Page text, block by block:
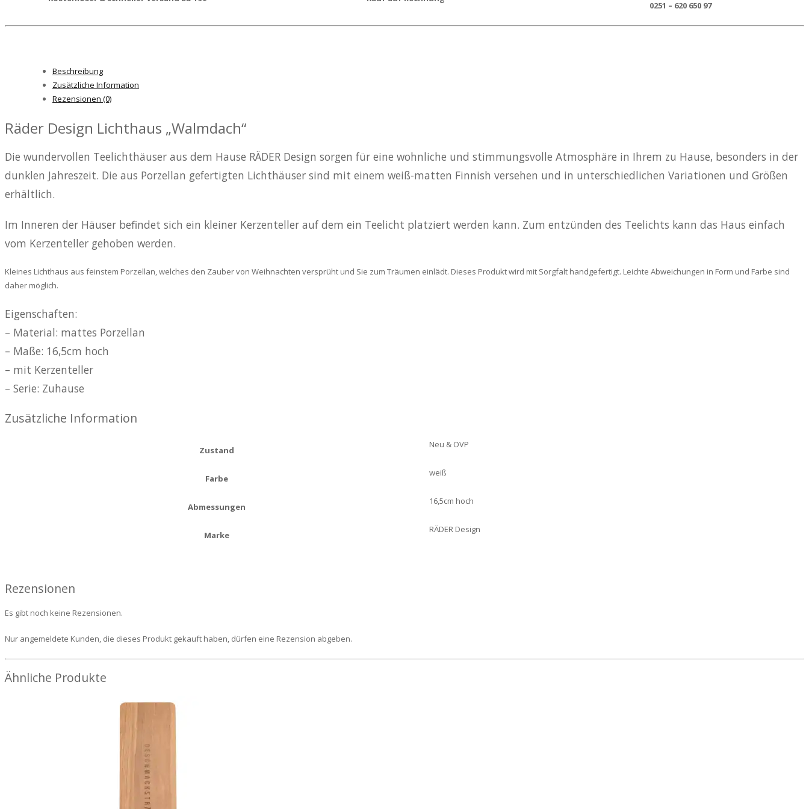
0251 – 620 650 97
Beschreibung
Zusätzliche Information
Rezensionen (0)
Räder Design Lichthaus „Walmdach“
Die wundervollen Teelichthäuser aus dem Hause RÄDER Design sorgen für eine wohnliche und stimmungsvolle Atmosphäre in Ihrem zu Hause, besonders in der
dunklen Jahreszeit. Die aus Porzellan gefertigten Lichthäuser sind mit einem weiß-matten Finnish versehen und in unterschiedlichen Variationen und Größen
erhältlich.
Im Inneren der Häuser befindet sich ein kleiner Kerzenteller auf dem ein Teelicht platziert werden kann. Zum entzünden des Teelichts kann das Haus einfach
vom Kerzenteller gehoben werden.
Kleines Lichthaus aus feinstem Porzellan, welches den Zauber von Weihnachten versprüht und Sie zum Träumen einlädt. Dieses Produkt wird mit Sorgfalt handgefertigt. Leichte Abweichungen in Form und Farbe sind
daher möglich.
Eigenschaften:
– Material: mattes Porzellan
– Maße: 16,5cm hoch
– mit Kerzenteller
– Serie: Zuhause
Zusätzliche Information
Zustand
Neu & OVP
Farbe
weiß
Abmessungen
16,5cm hoch
Marke
RÄDER Design
Rezensionen
Es gibt noch keine Rezensionen.
Nur angemeldete Kunden, die dieses Produkt gekauft haben, dürfen eine Rezension abgeben.
Ähnliche Produkte